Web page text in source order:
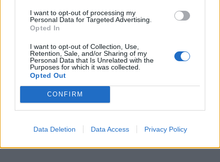
I want to opt-out of processing my
Personal Data for Targeted Advertising.
Opted In
I want to opt-out of Collection, Use,
Retention, Sale, and/or Sharing of my
Personal Data that Is Unrelated with the
Purposes for which it was collected.
Opted Out
CONFIRM
Data Deletion Data Access Privacy Policy
00:00 01:16
Leonardo Maria Del Vecchio dall'ex compagna
in ospedale. Le dichiarazioni ai giornalisti